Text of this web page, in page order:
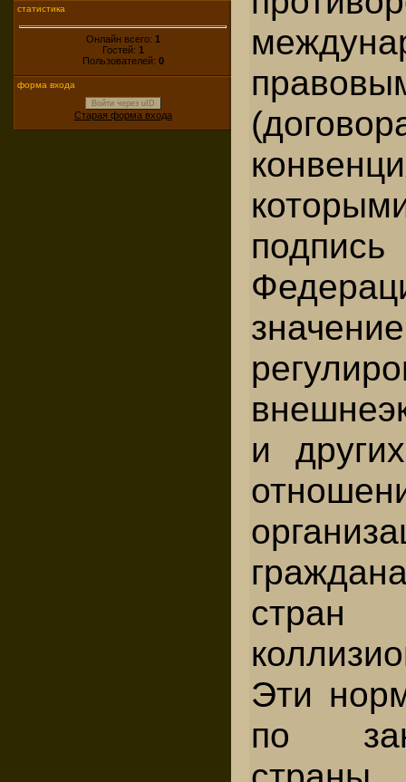
статистика
Онлайн всего: 1
Гостей: 1
Пользователей: 0
форма входа
Войти через uID
Старая форма входа
и
Эти
по